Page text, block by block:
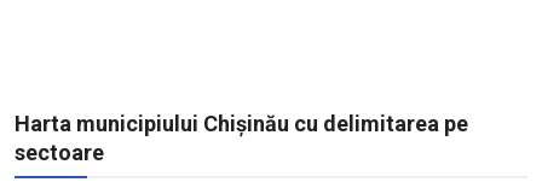
Harta municipiului Chișinău cu delimitarea pe
sectoare